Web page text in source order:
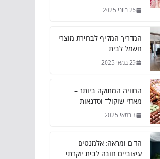
26 ביוני 2025
המדריך המקיף לבחירת מוצרי
חשמל לבית
29 במאי 2025
החוויה המתוקה ביותר –
מארזי שוקולד וסדנאות
3 במאי 2025
הדום ומראה: אלמנטים
עיצוביים חובה לבית יוקרתי